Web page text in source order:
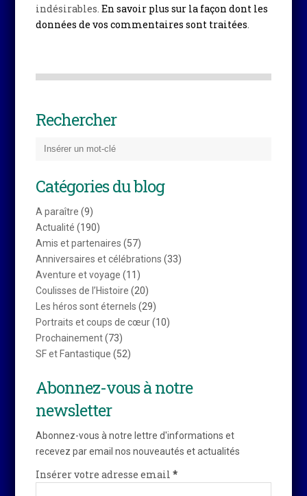
indésirables.En savoir plus sur la façon dont les
données de vos commentaires sont traitées.
Rechercher
Catégories du blog
A paraître (9)
Actualité (190)
Amis et partenaires (57)
Anniversaires et célébrations (33)
Aventure et voyage (11)
Coulisses de l’Histoire (20)
Les héros sont éternels (29)
Portraits et coups de cœur(10)
Prochainement(73)
SF et Fantastique (52)
Abonnez-vous à notre
newsletter
Abonnez-vous à notre lettre d'informations et
recevez par email nos nouveautés et actualités
Insérer votre adresse email*